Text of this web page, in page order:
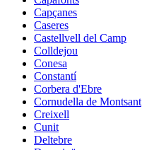
Capçanes
Caseres
Castellvell del Camp
Colldejou
Conesa
Constantí
Corbera d'Ebre
Cornudella de Montsant
Creixell
Cunit
Deltebre